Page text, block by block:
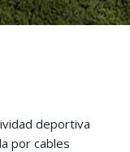
deportiva
por cables